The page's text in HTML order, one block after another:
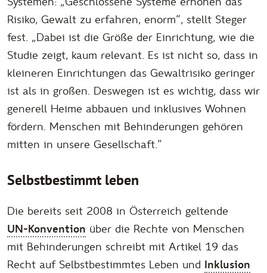
Risiko, Gewalt zu erfahren, enorm“, stellt Steger
fest. „Dabei ist die Größe der Einrichtung, wie die
Studie zeigt, kaum relevant. Es ist nicht so, dass in
kleineren Einrichtungen das Gewaltrisiko geringer
ist als in großen. Deswegen ist es wichtig, dass wir
generell Heime abbauen und inklusives Wohnen
fördern. Menschen mit Behinderungen gehören
mitten in unsere Gesellschaft.“
Selbstbestimmt leben
Die bereits seit 2008 in Österreich geltende
UN-Konvention über die Rechte von Menschen
mit Behinderungen schreibt mit Artikel 19 das
Recht auf Selbstbestimmtes Leben und Inklusion